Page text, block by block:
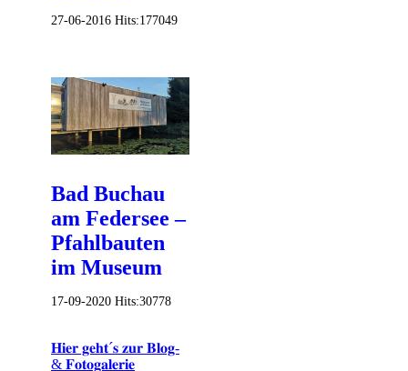
27-06-2016 Hits:177049
Bad Buchau
am Federsee –
Pfahlbauten
im Museum
17-09-2020 Hits:30778
𝐇𝐢𝐞𝐫 𝐠𝐞𝐡𝐭´𝐬 𝐳𝐮𝐫 𝐁𝐥𝐨𝐠-
& 𝐅𝐨𝐭𝐨𝐠𝐚𝐥𝐞𝐫𝐢𝐞